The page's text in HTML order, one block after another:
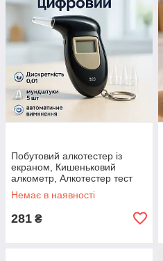
Побутовий алкотестер із
екраном, Кишеньковий
алкометр, Алкотестер тест
Драгер PV-60
Немає в наявності
281 ₴